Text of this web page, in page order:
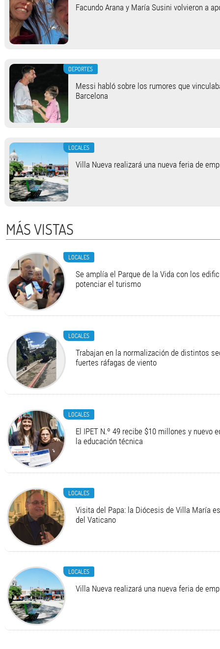
Facundo Arana y María Susini volvieron a
DEPORTES
Messi habló sobre los rumores que
Barcelona
LOCALES
Villa Nueva realizará una nueva feria de
MÁS VISTAS
LOCALES
Se amplía el Parque de la Vida con los
potenciar el turismo
LOCALES
Trabajan en la normalización de distintos
fuertes ráfagas de viento
LOCALES
El IPET N.º 49 recibe $10 millones y nuevo
la educación técnica
LOCALES
Visita del Papa: la Diócesis de Villa María
del Vaticano
LOCALES
Villa Nueva realizará una nueva feria de